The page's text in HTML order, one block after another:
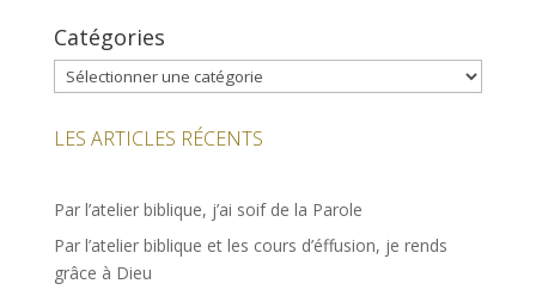
Catégories
Catégories
LES ARTICLES RÉCENTS
Par l’atelier biblique, j’ai soif de la Parole
Par l’atelier biblique et les cours d’éffusion, je rends
grâce à Dieu